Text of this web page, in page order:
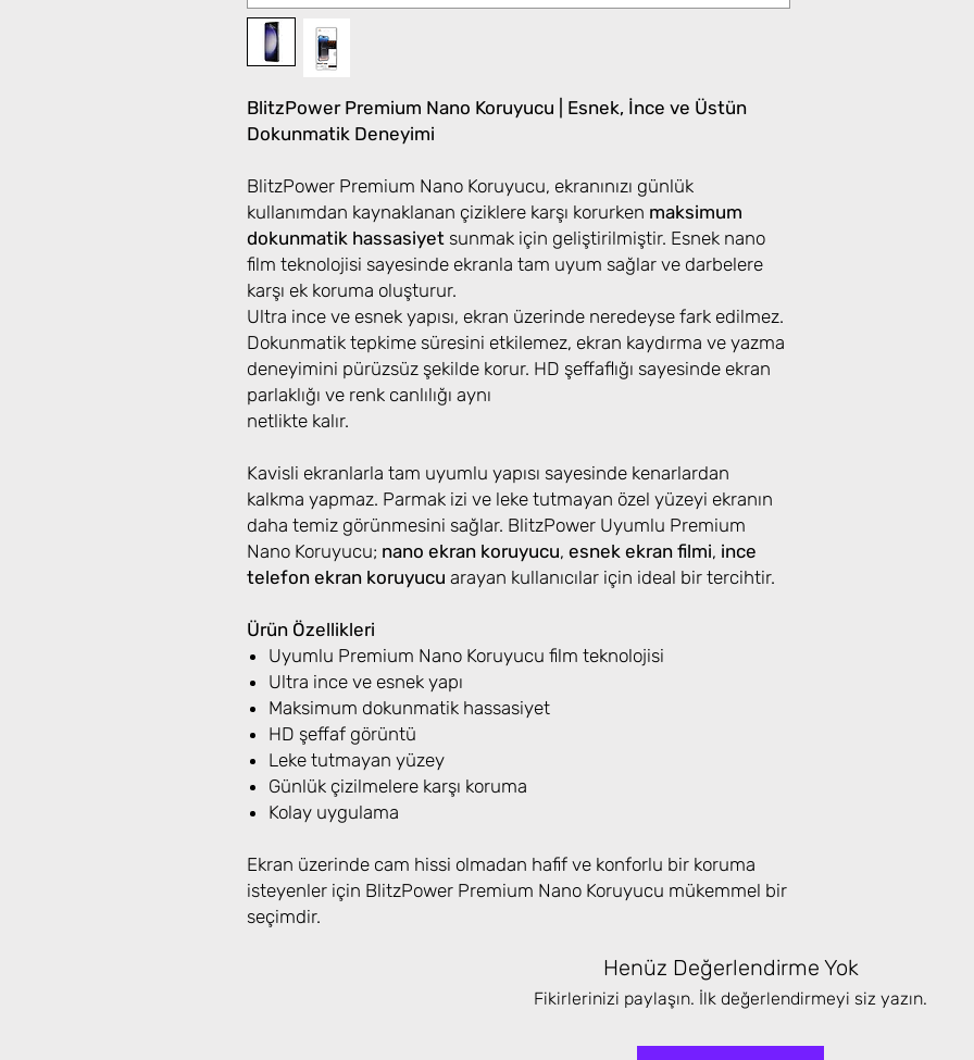
BlitzPower Premium Nano Koruyucu | Esnek, İnce ve Üstün
Dokunmatik Deneyimi
BlitzPower Premium Nano Koruyucu, ekranınızı günlük
kullanımdan kaynaklanan çiziklere karşı korurken maksimum
dokunmatik hassasiyet sunmak için geliştirilmiştir. Esnek nano
film teknolojisi sayesinde ekranla tam uyum sağlar ve darbelere
karşı ek koruma oluşturur.
Ultra ince ve esnek yapısı, ekran üzerinde neredeyse fark edilmez.
Dokunmatik tepkime süresini etkilemez, ekran kaydırma ve yazma
deneyimini pürüzsüz şekilde korur. HD şeffaflığı sayesinde ekran
parlaklığı ve renk canlılığı aynı
netlikte kalır.
Kavisli ekranlarla tam uyumlu yapısı sayesinde kenarlardan
kalkma yapmaz. Parmak izi ve leke tutmayan özel yüzeyi ekranın
daha temiz görünmesini sağlar. BlitzPower Uyumlu Premium
Nano Koruyucu; nano ekran koruyucu, esnek ekran filmi, ince
telefon ekran koruyucu arayan kullanıcılar için ideal bir tercihtir.
Ürün Özellikleri
Uyumlu Premium Nano Koruyucu film teknolojisi
Ultra ince ve esnek yapı
Maksimum dokunmatik hassasiyet
HD şeffaf görüntü
Leke tutmayan yüzey
Günlük çizilmelere karşı koruma
Kolay uygulama
Ekran üzerinde cam hissi olmadan hafif ve konforlu bir koruma
isteyenler için BlitzPower Premium Nano Koruyucu mükemmel bir
seçimdir.
Henüz Değerlendirme Yok
Fikirlerinizi paylaşın. İlk değerlendirmeyi siz yazın.